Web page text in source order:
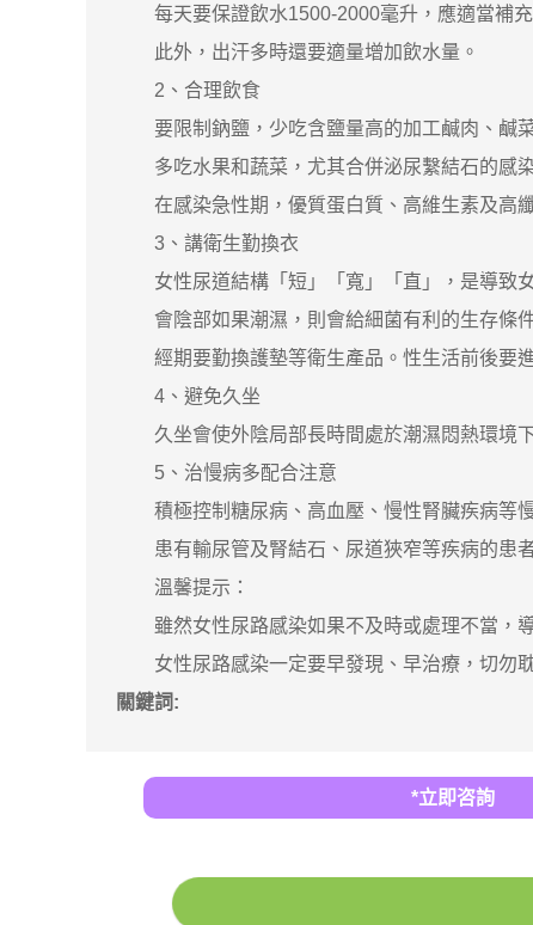
每天要保證飲水1500-2000毫升，應適當補充
此外，出汗多時還要適量增加飲水量。
2、合理飲食
要限制鈉鹽，少吃含鹽量高的加工鹹肉、鹹菜
多吃水果和蔬菜，尤其合併泌尿繫結石的感染
在感染急性期，優質蛋白質、高維生素及高纖
3、講衛生勤換衣
女性尿道結構「短」「寬」「直」，是導致女
會陰部如果潮濕，則會給細菌有利的生存條件
經期要勤換護墊等衛生產品。性生活前後要進
4、避免久坐
久坐會使外陰局部長時間處於潮濕悶熱環境下
5、治慢病多配合注意
積極控制糖尿病、高血壓、慢性腎臟疾病等慢
患有輸尿管及腎結石、尿道狹窄等疾病的患者
溫馨提示：
雖然女性尿路感染如果不及時或處理不當，導
女性尿路感染一定要早發現、早治療，切勿耽
關鍵詞:
*立即咨詢